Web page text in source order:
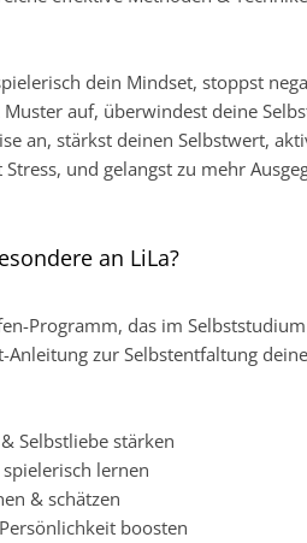
dein Mindset, stoppst
Muster auf, überwindest deine
an, stärkst deinen Selbstwert,
und gelangst zu mehr
an LiLa?
Programm, das im
Anleitung zur Selbstentfaltung
Selbstliebe stärken
lernen
& schätzen
boosten